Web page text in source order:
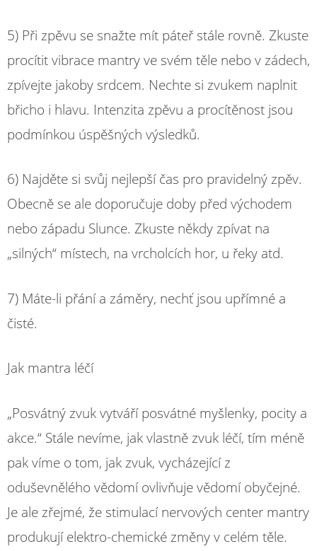
5) Při zpěvu se snažte mít páteř stále rovně. Zkuste
procítit vibrace mantry ve svém těle nebo v zádech,
zpívejte jakoby srdcem. Nechte si zvukem naplnit
břicho i hlavu. Intenzita zpěvu a procítěnost jsou
podmínkou úspěšných výsledků.
6) Najděte si svůj nejlepší čas pro pravidelný zpěv.
Obecně se ale doporučuje doby před východem
nebo západu Slunce. Zkuste někdy zpívat na
„silných“ místech, na vrcholcích hor, u řeky atd.
7) Máte-li přání a záměry, nechť jsou upřímné a
čisté.
Jak mantra léčí
„Posvátný zvuk vytváří posvátné myšlenky, pocity a
akce.“ Stále nevíme, jak vlastně zvuk léčí, tím méně
pak víme o tom, jak zvuk, vycházející z
oduševnělého vědomí ovlivňuje vědomí obyčejné.
Je ale zřejmé, že stimulací nervových center mantry
produkují elektro-chemické změny v celém těle.